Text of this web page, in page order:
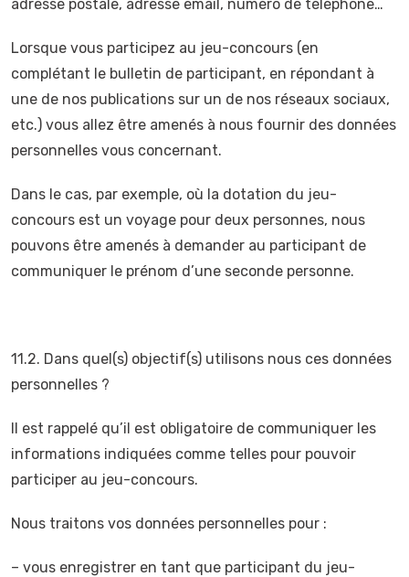
adresse postale, adresse email, numéro de téléphone…
Lorsque vous participez au jeu-concours (en
complétant le bulletin de participant, en répondant à
une de nos publications sur un de nos réseaux sociaux,
etc.) vous allez être amenés à nous fournir des données
personnelles vous concernant.
Dans le cas, par exemple, où la dotation du jeu-
concours est un voyage pour deux personnes, nous
pouvons être amenés à demander au participant de
communiquer le prénom d’une seconde personne.
11.2. Dans quel(s) objectif(s) utilisons nous ces données
personnelles ?
Il est rappelé qu’il est obligatoire de communiquer les
informations indiquées comme telles pour pouvoir
participer au jeu-concours.
Nous traitons vos données personnelles pour :
– vous enregistrer en tant que participant du jeu-